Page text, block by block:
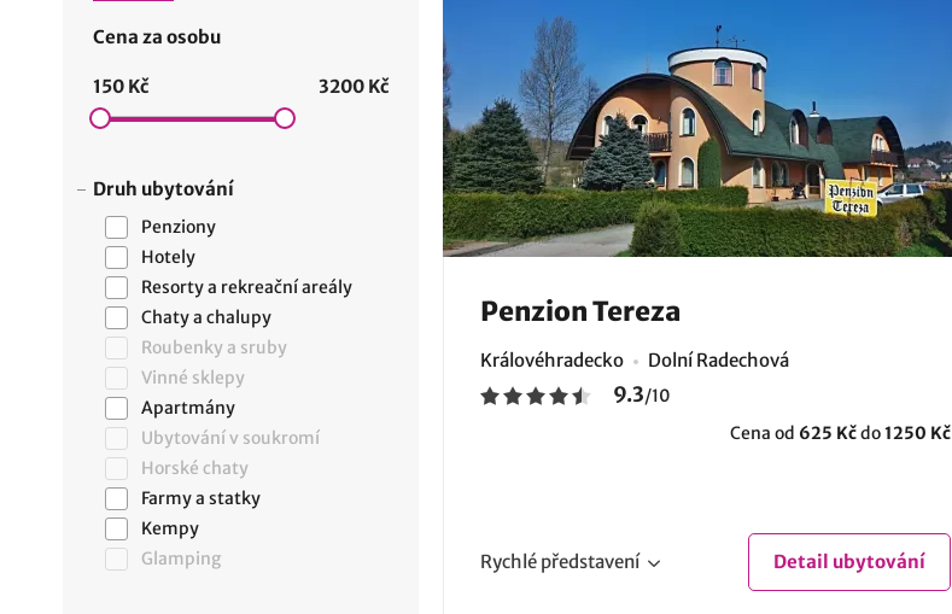
Cena za osobu
150 Kč 3200 Kč
Druh ubytování
Penziony
Hotely
Resorty a rekreační areály
Chaty a chalupy
Roubenky a sruby
Vinné sklepy
Apartmány
Ubytování v soukromí
Horské chaty
Farmy a statky
Kempy
Glamping
Penzion Tereza
Královéhradecko Dolní Radechová
9.3/10
Cena od 625 Kčdo1250 Kč
Rychlé představení Detail ubytování